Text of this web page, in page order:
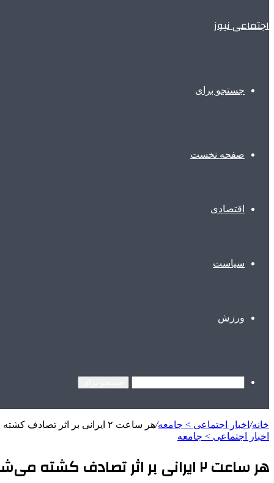
اجتماعی نیوز
جستجو برای
صفحه نخست
اقتصادی
سیاست
ورزش
خانه/ اخبار اجتماعی > جامعه/هر ساعت ۲ ایرانی بر اثر تصادف کشته می‌شوند | رشد ۲.۸ درصدی تلفات در حوادث رانندگی
اخبار اجتماعی > جامعه
هر ساعت ۲ ایرانی بر اثر تصادف کشته می‌شوند | رشد ۲.۸ درصدی تلفات در حوادث رانندگی